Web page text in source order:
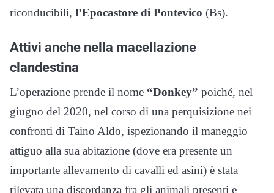
riconducibili, l’Epocastore di Pontevico (Bs).
Attivi anche nella macellazione
clandestina
L’operazione prende il nome “Donkey” poiché, nel
giugno del 2020, nel corso di una perquisizione nei
confronti di Taino Aldo, ispezionando il maneggio
attiguo alla sua abitazione (dove era presente un
importante allevamento di cavalli ed asini) è stata
rilevata una discordanza fra gli animali presenti e